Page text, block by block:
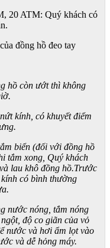
20 ATM: Quý khách có
hồ còn ướt thì không
kính, có khuyết điểm
biển (đối với đồng hồ
tắm xong, Quý khách
lau khô đồng hồ.Trước
có bình thường
nước nóng, tắm nóng
độ co giãn của vỏ
nước và hơi ẩm lọt vào
và dễ hỏng máy.